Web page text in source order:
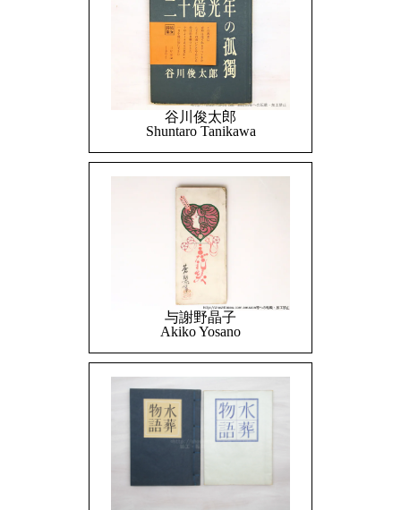
谷川俊太郎
Shuntaro Tanikawa
与謝野晶子
Akiko Yosano